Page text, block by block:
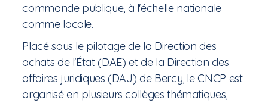
commande publique, à l'échelle nationale
comme locale.
Placé sous le pilotage de la Direction des
achats de l'État (DAE) et de la Direction des
affaires juridiques (DAJ) de Bercy, le CNCP est
organisé en plusieurs collèges thématiques,